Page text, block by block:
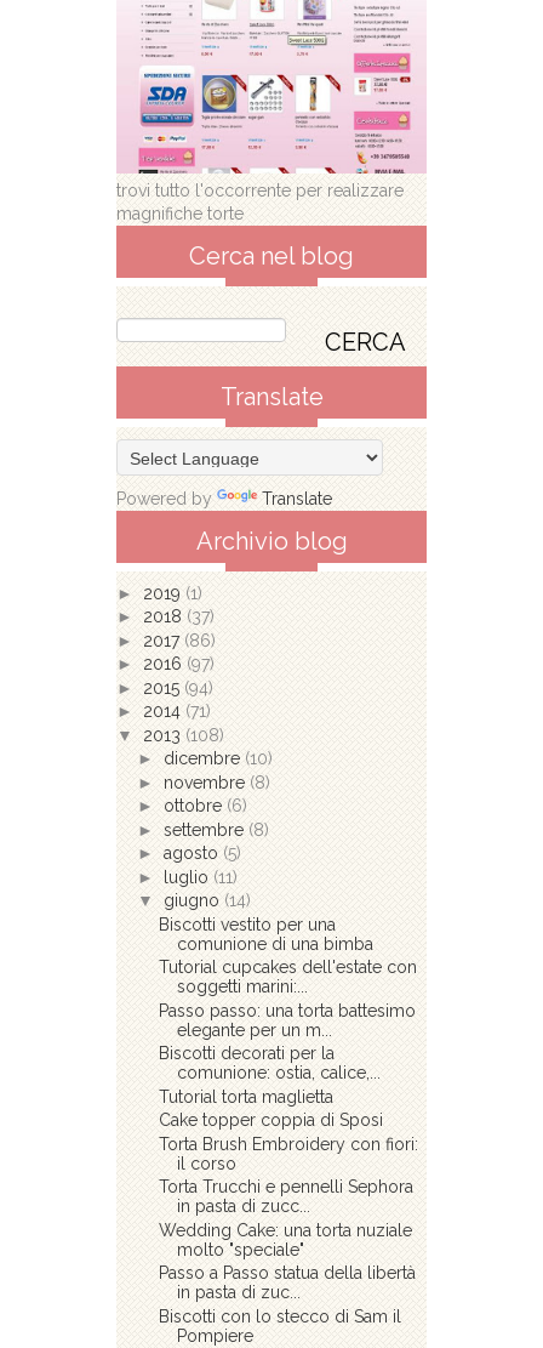
trovi tutto l'occorrente per realizzare
magnifiche torte
Cerca nel blog
Translate
Powered by Translate
Archivio blog
► 2019 (1)
► 2018 (37)
► 2017 (86)
► 2016 (97)
► 2015 (94)
► 2014 (71)
▼ 2013 (108)
► dicembre (10)
► novembre (8)
► ottobre (6)
► settembre (8)
► agosto (5)
► luglio (11)
▼ giugno (14)
Biscotti vestito per una
comunione di una bimba
Tutorial cupcakes dell'estate con
soggetti marini:...
Passo passo: una torta battesimo
elegante per un m...
Biscotti decorati per la
comunione: ostia, calice,...
Tutorial torta maglietta
Cake topper coppia di Sposi
Torta Brush Embroidery con fiori:
il corso
Torta Trucchi e pennelli Sephora
in pasta di zucc...
Wedding Cake: una torta nuziale
molto "speciale"
Passo a Passo statua della libertà
in pasta di zuc...
Biscotti con lo stecco di Sam il
Pompiere